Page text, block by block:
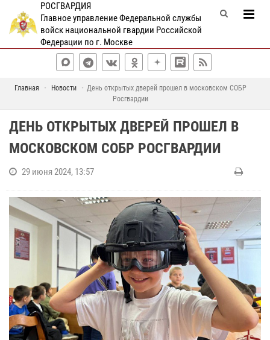
РОСГВАРДИЯ
Главное управление Федеральной службы
войск национальной гвардии Российской
Федерации по г. Москве
Главная Новости
День открытых дверей прошел в московском СОБР
Росгвардии
ДЕНЬ ОТКРЫТЫХ ДВЕРЕЙ ПРОШЕЛ В
МОСКОВСКОМ СОБР РОСГВАРДИИ
29 июня 2024, 13:57